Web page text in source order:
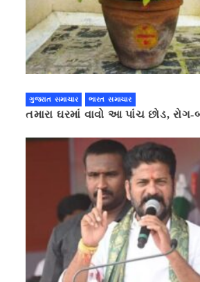
ગુજરાત સમાચાર ભારત સમાચાર
તમારા ઘરમાં વાવો આ પાંચ છોડ, રોગ-